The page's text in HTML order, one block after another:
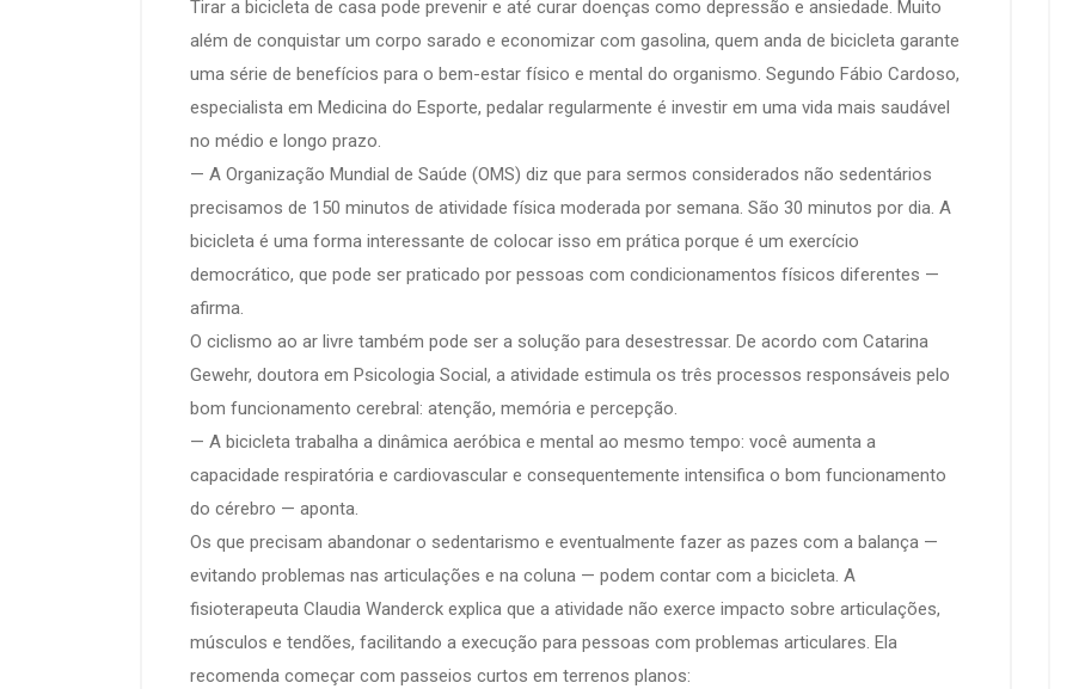
Tirar a bicicleta de casa pode prevenir e até curar doenças como depressão e ansiedade. Muito
além de conquistar um corpo sarado e economizar com gasolina, quem anda de bicicleta garante
uma série de benefícios para o bem-estar físico e mental do organismo. Segundo Fábio Cardoso,
especialista em Medicina do Esporte, pedalar regularmente é investir em uma vida mais saudável
no médio e longo prazo.
— A Organização Mundial de Saúde (OMS) diz que para sermos considerados não sedentários
precisamos de 150 minutos de atividade física moderada por semana. São 30 minutos por dia. A
bicicleta é uma forma interessante de colocar isso em prática porque é um exercício
democrático, que pode ser praticado por pessoas com condicionamentos físicos diferentes —
afirma.
O ciclismo ao ar livre também pode ser a solução para desestressar. De acordo com Catarina
Gewehr, doutora em Psicologia Social, a atividade estimula os três processos responsáveis pelo
bom funcionamento cerebral: atenção, memória e percepção.
— A bicicleta trabalha a dinâmica aeróbica e mental ao mesmo tempo: você aumenta a
capacidade respiratória e cardiovascular e consequentemente intensifica o bom funcionamento
do cérebro — aponta.
Os que precisam abandonar o sedentarismo e eventualmente fazer as pazes com a balança —
evitando problemas nas articulações e na coluna — podem contar com a bicicleta. A
fisioterapeuta Claudia Wanderck explica que a atividade não exerce impacto sobre articulações,
músculos e tendões, facilitando a execução para pessoas com problemas articulares. Ela
recomenda começar com passeios curtos em terrenos planos: